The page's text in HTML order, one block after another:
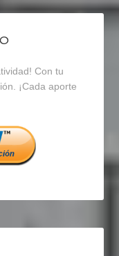
Con tu
¡Cada aporte